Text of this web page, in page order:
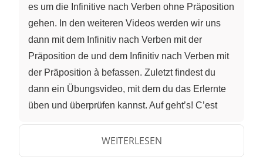
es um die Infinitive nach Verben ohne Präposition
gehen. In den weiteren Videos werden wir uns
dann mit dem Infinitiv nach Verben mit der
Präposition de und dem Infinitiv nach Verben mit
der Präposition à befassen. Zuletzt findest du
dann ein Übungsvideo, mit dem du das Erlernte
üben und überprüfen kannst. Auf geht’s! C’est
Sätze wie “je peux aller au toilette?”. Kann ich auf
die Toilette? Oder “il voudrait avoir une glace?” Er
WEITERLESEN